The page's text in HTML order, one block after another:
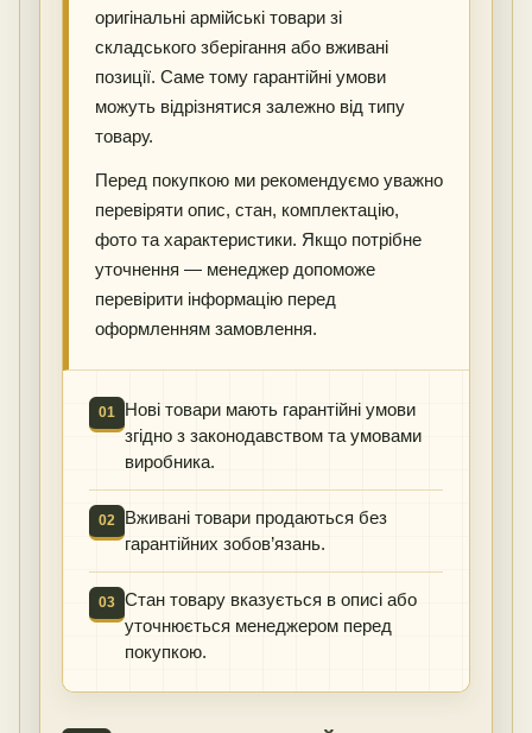
оригінальні армійські товари зі
складського зберігання або вживані
позиції. Саме тому гарантійні умови
можуть відрізнятися залежно від типу
товару.
Перед покупкою ми рекомендуємо уважно
перевіряти опис, стан, комплектацію,
фото та характеристики. Якщо потрібне
уточнення — менеджер допоможе
перевірити інформацію перед
оформленням замовлення.
01
Нові товари мають гарантійні умови
згідно з законодавством та умовами
виробника.
02
Вживані товари продаються без
гарантійних зобов’язань.
03 Стан товару вказується в описі або
уточнюється менеджером перед
покупкою.